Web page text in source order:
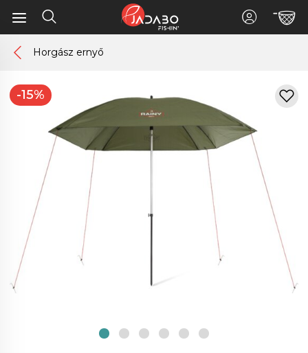
Horgász ernyő
-15%